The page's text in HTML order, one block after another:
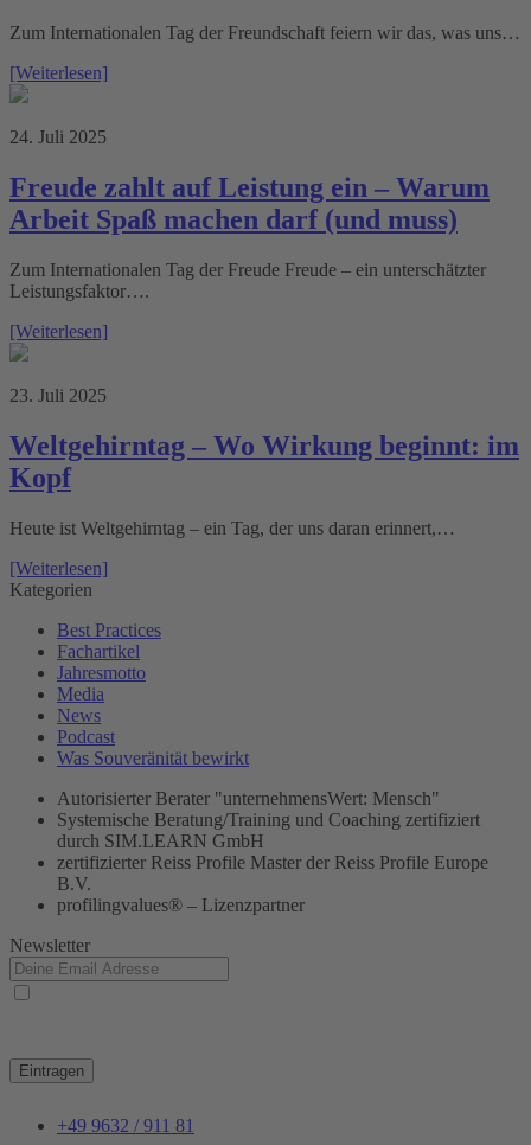
Zum Internationalen Tag der Freundschaft feiern wir das, was uns…
[Weiterlesen]
24. Juli 2025
Freude zahlt auf Leistung ein – Warum
Arbeit Spaß machen darf (und muss)
Zum Internationalen Tag der Freude Freude – ein unterschätzter
Leistungsfaktor….
[Weiterlesen]
23. Juli 2025
Weltgehirntag – Wo Wirkung beginnt: im
Kopf
Heute ist Weltgehirntag – ein Tag, der uns daran erinnert,…
[Weiterlesen]
Kategorien
Best Practices
Fachartikel
Jahresmotto
Media
News
Podcast
Was Souveränität bewirkt
Autorisierter Berater "unternehmensWert: Mensch"
Systemische Beratung/Training und Coaching zertifiziert
durch SIM.LEARN GmbH
zertifizierter Reiss Profile Master der Reiss Profile Europe
B.V.
profilingvalues® – Lizenzpartner
Newsletter
Eintragen
+49 9632 / 911 81